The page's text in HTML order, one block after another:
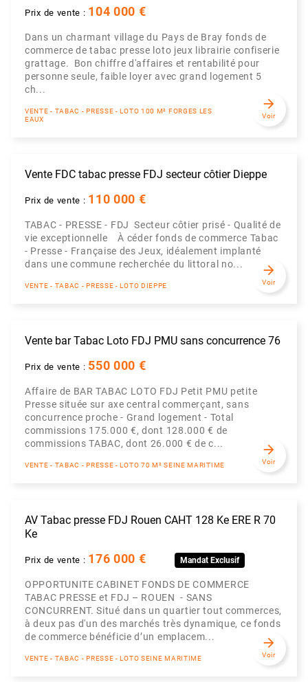
Prix de vente : 104 000 €
Dans un charmant village du Pays de Bray fonds de
commerce de tabac presse loto jeux librairie confiserie
grattage. Bon chiffre d'affaires et rentabilité pour
personne seule, faible loyer avec grand logement 5
ch...
VENTE - TABAC - PRESSE - LOTO 100 M² FORGES LES
EAUX
arrow_forward
Voir
Vente FDC tabac presse FDJ secteur côtier Dieppe
Prix de vente : 110 000 €
TABAC - PRESSE - FDJ Secteur côtier prisé - Qualité de
vie exceptionnelle À céder fonds de commerce Tabac
- Presse - Française des Jeux, idéalement implanté
dans une commune recherchée du littoral no...
VENTE - TABAC - PRESSE - LOTO DIEPPE
arrow_forward
Voir
Vente bar Tabac Loto FDJ PMU sans concurrence 76
Prix de vente : 550 000 €
Affaire de BAR TABAC LOTO FDJ Petit PMU petite
Presse située sur axe central commerçant, sans
concurrence proche - Grand logement - Total
commissions 175.000 €, dont 128.000 € de
commissions TABAC, dont 26.000 € de c...
VENTE - TABAC - PRESSE - LOTO 70 M² SEINE MARITIME
arrow_forward
Voir
AV Tabac presse FDJ Rouen CAHT 128 Ke ERE R 70
Ke
Prix de vente : 176 000 € Mandat Exclusif
OPPORTUNITE CABINET FONDS DE COMMERCE
TABAC PRESSE et FDJ – ROUEN - SANS
CONCURRENT. Situé dans un quartier tout commerces,
à deux pas d'un des marchés très dynamique, ce fonds
de commerce bénéficie d’un emplacem...
VENTE - TABAC - PRESSE - LOTO SEINE MARITIME
arrow_forward
Voir